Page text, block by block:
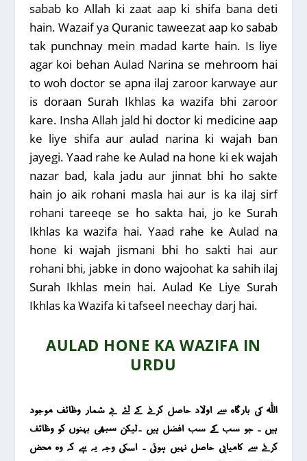
sabab ko Allah ki zaat aap ki shifa bana deti
hain. Wazaif ya Quranic taweezat aap ko sabab
tak punchnay mein madad karte hain. Is liye
agar koi behan Aulad Narina se mehroom hai
to woh doctor se apna ilaj zaroor karwaye aur
is doraan Surah Ikhlas ka wazifa bhi zaroor
kare. Insha Allah jald hi doctor ki medicine aap
ke liye shifa aur aulad narina ki wajah ban
jayegi. Yaad rahe ke Aulad na hone ki ek wajah
nazar bad, kala jadu aur jinnat bhi ho sakte
hain jo aik rohani masla hai aur is ka ilaj sirf
rohani tareeqe se ho sakta hai, jo ke Surah
Ikhlas ka wazifa hai. Yaad rahe ke Aulad na
hone ki wajah jismani bhi ho sakti hai aur
rohani bhi, jabke in dono wajoohat ka sahih ilaj
Surah Ikhlas mein hai. Aulad Ke Liye Surah
Ikhlas ka Wazifa ki tafseel neechay darj hai.
AULAD HONE KA WAZIFA IN
URDU
اللہ کی بارگاہ سے اولاد حاصل کرنے کے لئے بے شمار وظائف موجود
ہیں ۔ جو سب کے سب افضل ہیں ۔لیکن سبھی بہنوں کو وظائف
کرنے سے کامیابی حاصل نہیں ہوتی ۔ اسکی وجہ یہ ہے کہ وہ محض